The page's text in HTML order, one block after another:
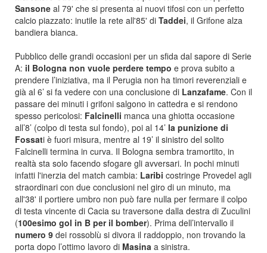
Sansone al 79' che si presenta ai nuovi tifosi con un perfetto
calcio piazzato: inutile la rete all'85' di Taddei, il Grifone alza
bandiera bianca.
Pubblico delle grandi occasioni per un sfida dal sapore di Serie
A: il Bologna non vuole perdere tempo e prova subito a
prendere l’iniziativa, ma il Perugia non ha timori reverenziali e
già al 6’ si fa vedere con una conclusione di Lanzafame. Con il
passare dei minuti i grifoni salgono in cattedra e si rendono
spesso pericolosi: Falcinelli manca una ghiotta occasione
all’8’ (colpo di testa sul fondo), poi al 14’ la punizione di
Fossati è fuori misura, mentre al 19’ il sinistro del solito
Falcinelli termina in curva. Il Bologna sembra tramortito, in
realtà sta solo facendo sfogare gli avversari. In pochi minuti
infatti l'inerzia del match cambia: Laribi costringe Provedel agli
straordinari con due conclusioni nel giro di un minuto, ma
all'38' il portiere umbro non può fare nulla per fermare il colpo
di testa vincente di Cacia su traversone dalla destra di Zuculini
(100esimo gol in B per il bomber). Prima dell’intervallo il
numero 9 dei rossoblù si divora il raddoppio, non trovando la
porta dopo l’ottimo lavoro di Masina a sinistra.